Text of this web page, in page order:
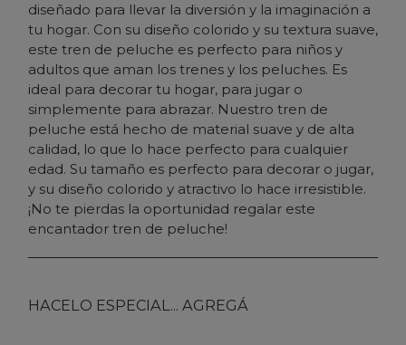
diseñado para llevar la diversión y la imaginación a
tu hogar. Con su diseño colorido y su textura suave,
este tren de peluche es perfecto para niños y
adultos que aman los trenes y los peluches. Es
ideal para decorar tu hogar, para jugar o
simplemente para abrazar. Nuestro tren de
peluche está hecho de material suave y de alta
calidad, lo que lo hace perfecto para cualquier
edad. Su tamaño es perfecto para decorar o jugar,
y su diseño colorido y atractivo lo hace irresistible.
¡No te pierdas la oportunidad regalar este
encantador tren de peluche!
HACELO ESPECIAL... AGREGÁ